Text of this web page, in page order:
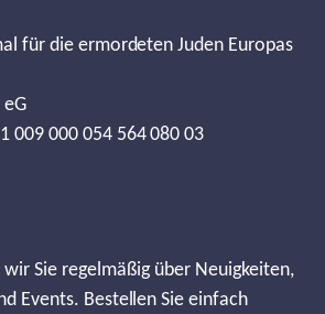
für die ermordeten Juden Europas
009 000 054 564 080 03
Sie regelmäßig über Neuigkeiten,
Events. Bestellen Sie einfach